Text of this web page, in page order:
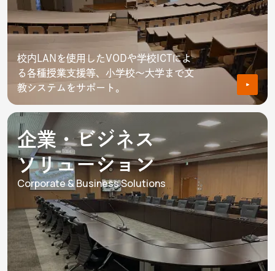
校内LANを使用したVODや学校ICTによ
る各種授業支援等、小学校～大学まで文
教システムをサポート。
企業・ビジネス
ソリューション
Corporate & Business Solutions